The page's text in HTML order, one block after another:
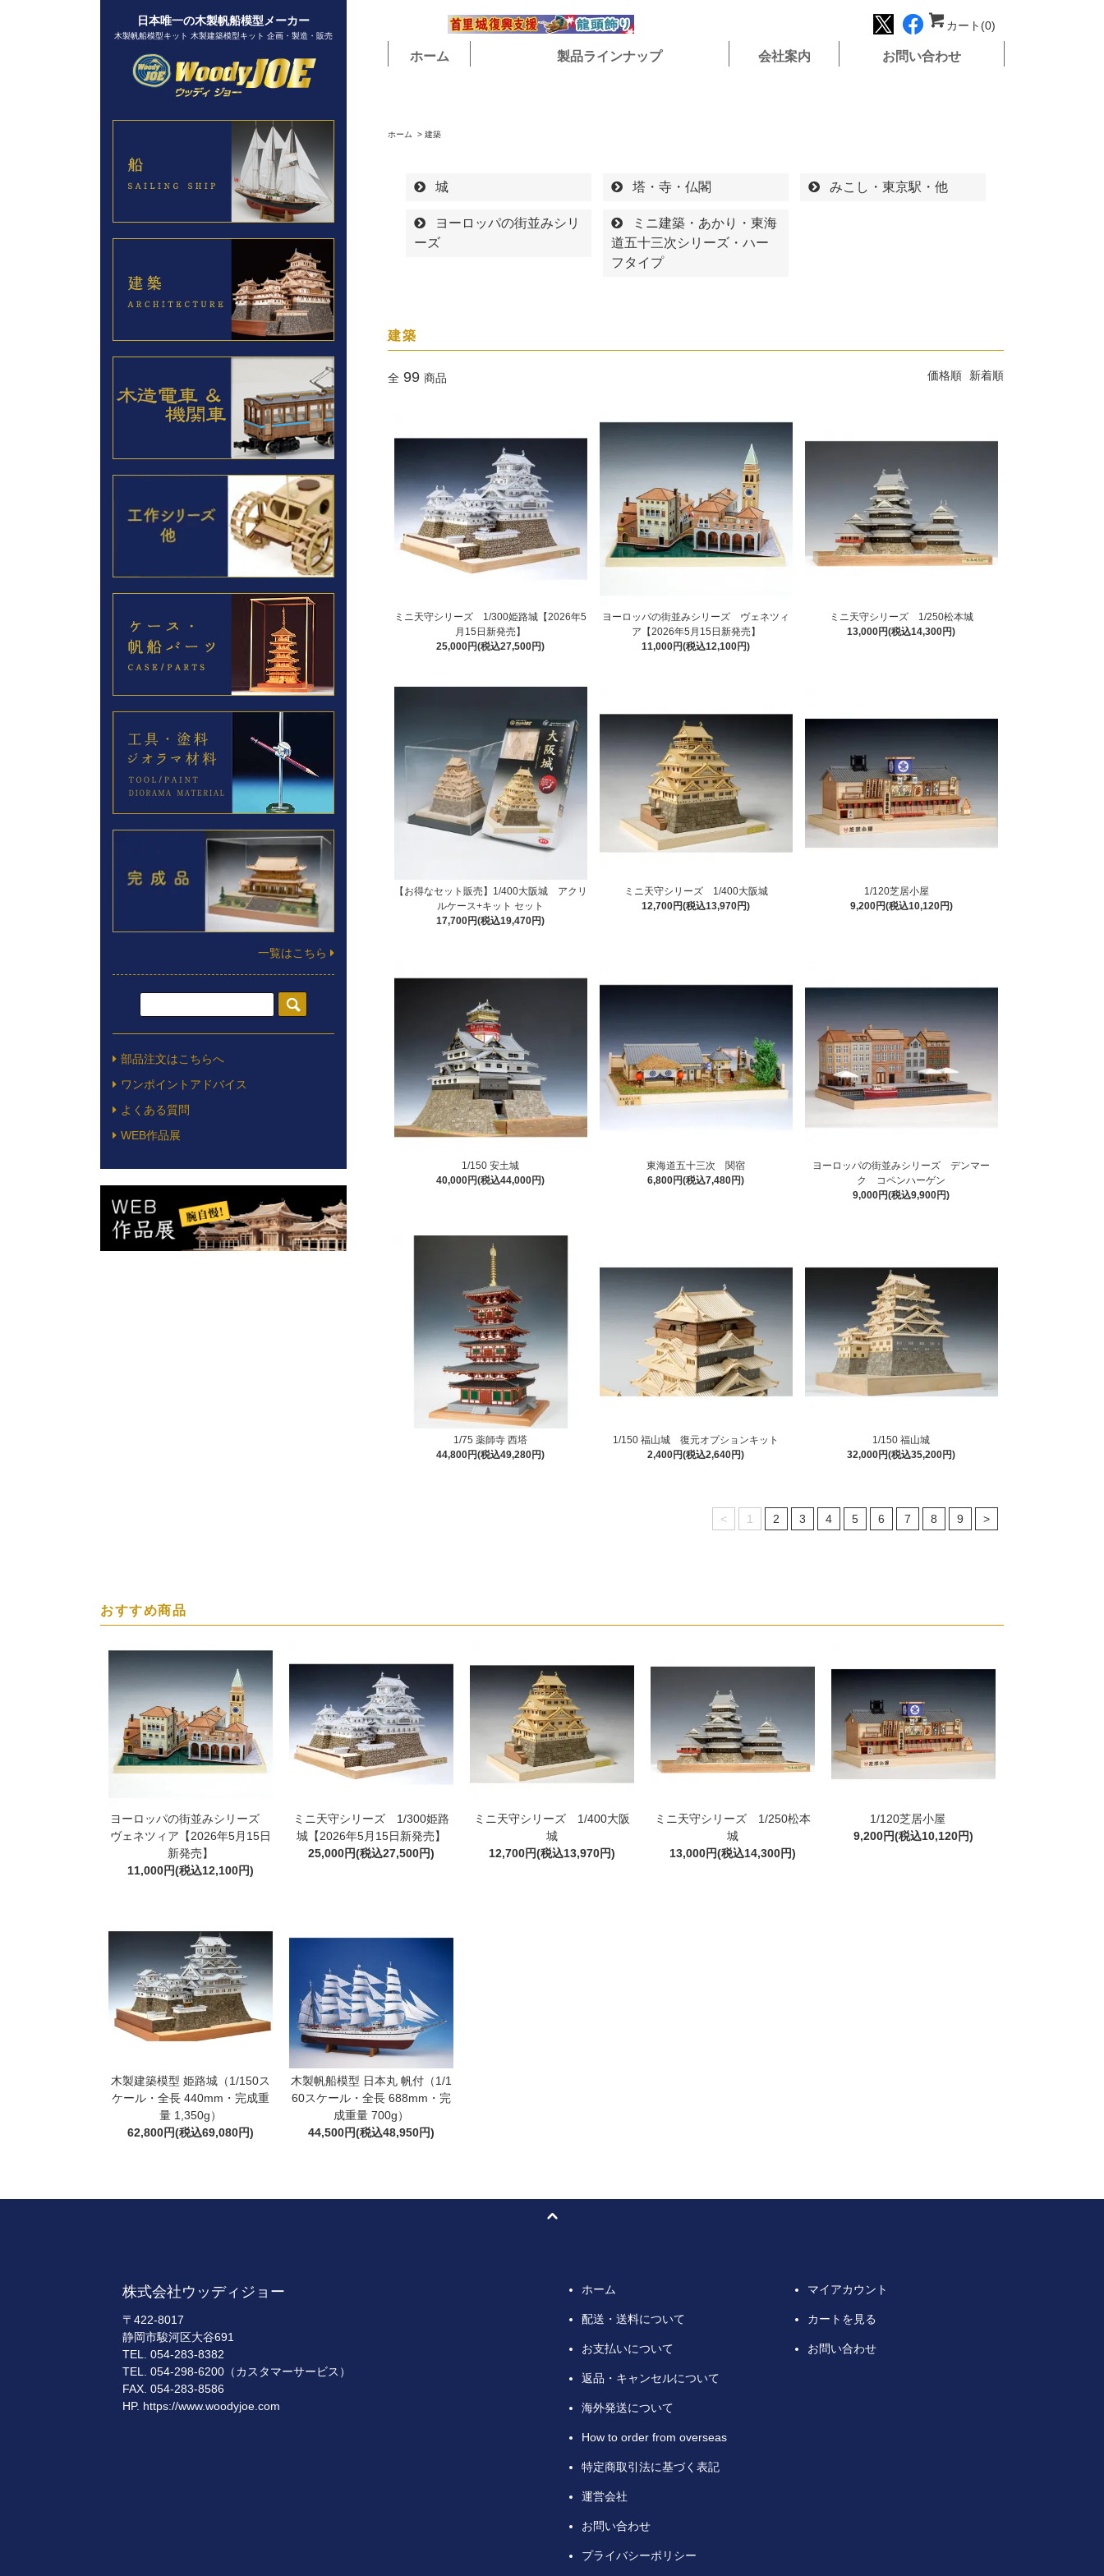
カート(0)
ホーム 製品ラインナップ 会社案内 お問い合わせ
日本唯一の木製帆船模型メーカー
木製帆船模型キット 木製建築模型キット 企画・製造・販売
ホーム > 建築
城 塔・寺・仏閣 みこし・東京駅・他
ヨーロッパの街並みシリ
ーズ
ミニ建築・あかり・東海
道五十三次シリーズ・ハー
フタイプ
建築
全 99 商品 価格順 新着順
ミニ天守シリーズ 1/300姫路城【2026年5
月15日新発売】
25,000円(税込27,500円)
ヨーロッパの街並みシリーズ ヴェネツィ
ア【2026年5月15日新発売】
11,000円(税込12,100円)
ミニ天守シリーズ 1/250松本城
13,000円(税込14,300円)
【お得なセット販売】1/400大阪城 アクリ
ルケース+キット セット
17,700円(税込19,470円)
ミニ天守シリーズ 1/400大阪城
12,700円(税込13,970円)
1/120芝居小屋
9,200円(税込10,120円)
1/150 安土城
40,000円(税込44,000円)
東海道五十三次 関宿
6,800円(税込7,480円)
ヨーロッパの街並みシリーズ デンマー
ク コペンハーゲン
9,000円(税込9,900円)
1/75 薬師寺 西塔
44,800円(税込49,280円)
1/150 福山城 復元オプションキット
2,400円(税込2,640円)
1/150 福山城
32,000円(税込35,200円)
< 1 2 3 4 5 6 7 8 9 >
一覧はこちら
部品注文はこちらへ
ワンポイントアドバイス
よくある質問
WEB作品展
おすすめ商品
ヨーロッパの街並みシリーズ
ヴェネツィア【2026年5月15日
新発売】
11,000円(税込12,100円)
ミニ天守シリーズ 1/300姫路
城【2026年5月15日新発売】
25,000円(税込27,500円)
ミニ天守シリーズ 1/400大阪
城
12,700円(税込13,970円)
ミニ天守シリーズ 1/250松本
城
13,000円(税込14,300円)
1/120芝居小屋
9,200円(税込10,120円)
木製建築模型 姫路城（1/150ス
ケール・全長 440mm・完成重
量 1,350g）
62,800円(税込69,080円)
木製帆船模型 日本丸 帆付（1/1
60スケール・全長 688mm・完
成重量 700g）
44,500円(税込48,950円)
株式会社ウッディジョー
〒422-8017
静岡市駿河区大谷691
TEL. 054-283-8382
TEL. 054-298-6200（カスタマーサービス）
FAX. 054-283-8586
HP. https://www.woodyjoe.com
ホーム
配送・送料について
お支払いについて
返品・キャンセルについて
海外発送について
How to order from overseas
特定商取引法に基づく表記
運営会社
お問い合わせ
プライバシーポリシー
マイアカウント
カートを見る
お問い合わせ